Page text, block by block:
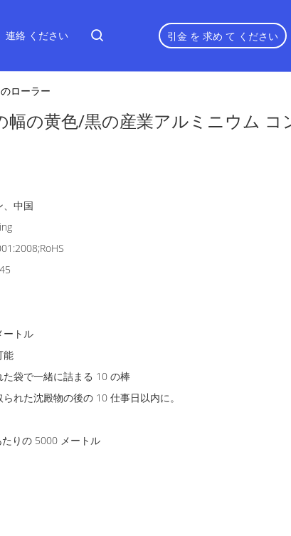
連絡 ください 引金 を 求め て ください
ローラー
幅の黄色/黒の産業アルミニウム コ
、中国
ートル
能
た袋で一緒に詰まる 10 の棒
れた沈殿物の後の 10 仕事日以内に。
りの 5000 メートル